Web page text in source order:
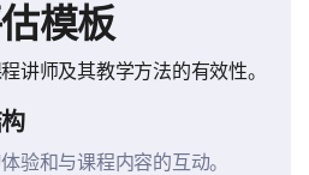
模板
讲师及其教学方法的有效性。
验和与课程内容的互动。